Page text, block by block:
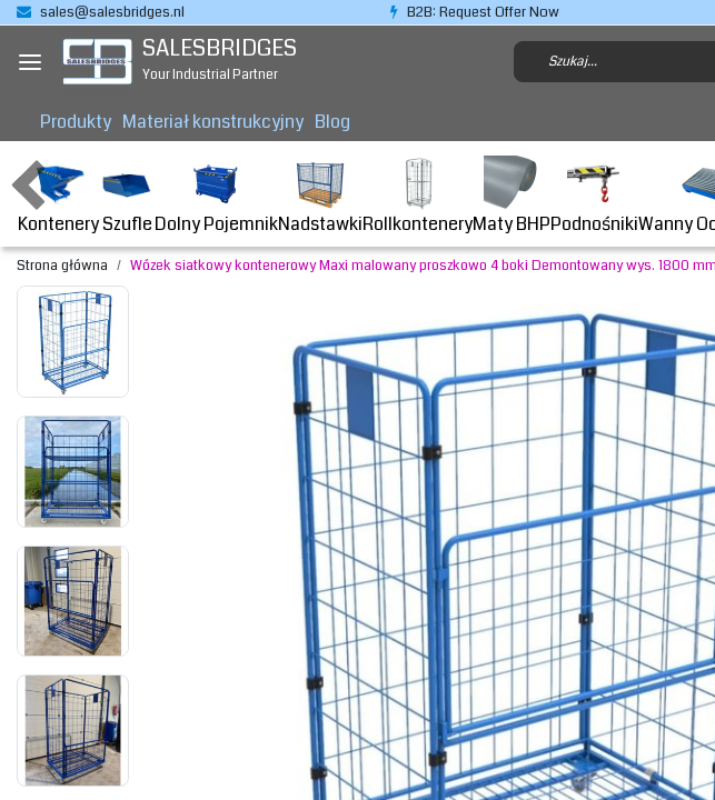
sales@salesbridges.nl B2B: Request Offer Now
SALESBRIDGES
Your Industrial Partner
Produkty Materiał konstrukcyjny Blog
KontenerySzufleDolny PojemnikNadstawkiRollkonteneryMaty BHPPodnośnikiWanny
Strona główna Wózek siatkowy kontenerowy Maxi malowany proszkowo 4 boki Demontowany wys. 1800 mm